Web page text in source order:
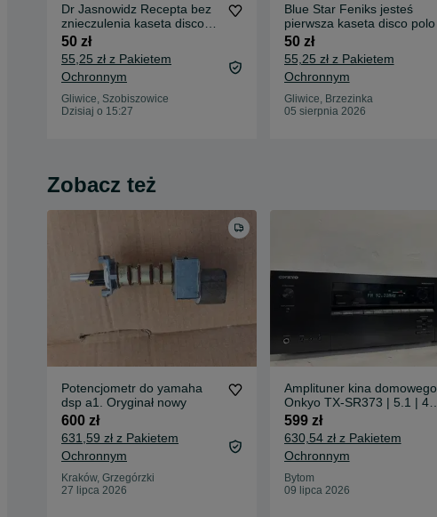
Dr Jasnowidz Recepta bez
znieczulenia kaseta disco
polo
50 zł
55,25 zł z Pakietem
Ochronnym
Gliwice, Szobiszowice
Dzisiaj o 15:27
Blue Star Feniks jesteś
pierwsza kaseta disco polo
50 zł
55,25 zł z Pakietem
Ochronnym
Gliwice, Brzezinka
05 sierpnia 2026
Zobacz też
Potencjometr do yamaha
dsp a1. Oryginał nowy
600 zł
631,59 zł z Pakietem
Ochronnym
Kraków, Grzegórzki
27 lipca 2026
Amplituner kina domowego
Onkyo TX-SR373 | 5.1 | 4K
HDR HDMI ARC | Bluetooth
| USB | AccuEQ | Burr-
Brown
599 zł
630,54 zł z Pakietem
Ochronnym
Bytom
09 lipca 2026